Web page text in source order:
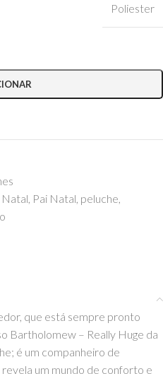
Poliester
Natal, Pai Natal, peluche,
que está sempre pronto
Bartholomew – Really Huge da
é um companheiro de
um mundo de conforto e